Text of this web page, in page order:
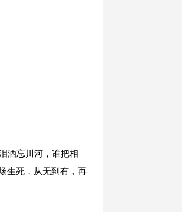
洒忘川河，谁把相
生死，从无到有，再